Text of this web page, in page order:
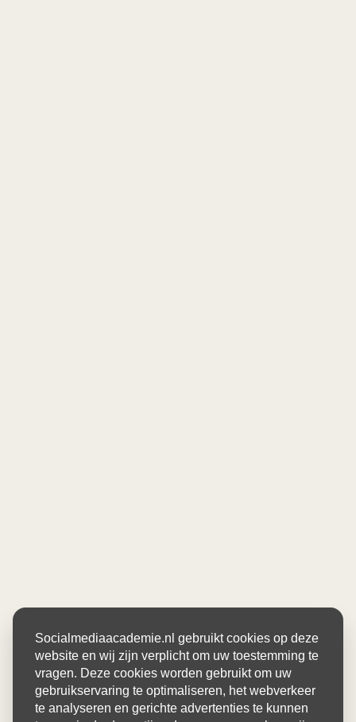
Socialmediaacademie.nl gebruikt cookies op deze
website en wij zijn verplicht om uw toestemming te
vragen. Deze cookies worden gebruikt om uw
gebruikservaring te optimaliseren, het webverkeer
te analyseren en gerichte advertenties te kunnen